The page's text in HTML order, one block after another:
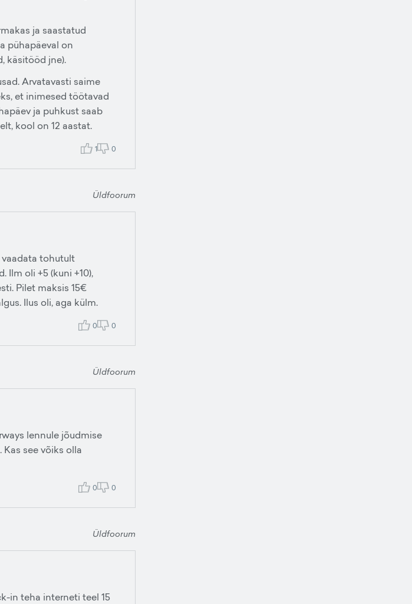
ja saastatud
pühapäeval on
käsitööd jne).
Arvatavasti saime
et inimesed töötavad
ja puhkust saab
kool on 12 aastat.
1 0
Üldfoorum
vaadata tohutult
Ilm oli +5 (kuni +10),
Pilet maksis 15€
Ilus oli, aga külm.
0 0
Üldfoorum
lennule jõudmise
see võiks olla
0 0
Üldfoorum
in teha interneti teel 15